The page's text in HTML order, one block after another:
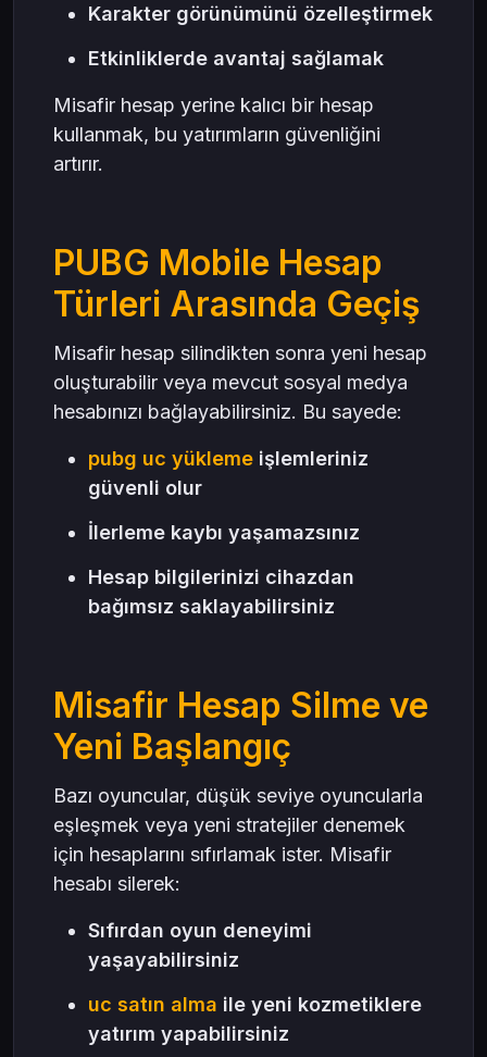
Karakter görünümünü özelleştirmek
Etkinliklerde avantaj sağlamak
Misafir hesap yerine kalıcı bir hesap
kullanmak, bu yatırımların güvenliğini
artırır.
PUBG Mobile Hesap
Türleri Arasında Geçiş
Misafir hesap silindikten sonra yeni hesap
oluşturabilir veya mevcut sosyal medya
hesabınızı bağlayabilirsiniz. Bu sayede:
pubg uc yükleme işlemleriniz
güvenli olur
İlerleme kaybı yaşamazsınız
Hesap bilgilerinizi cihazdan
bağımsız saklayabilirsiniz
Misafir Hesap Silme ve
Yeni Başlangıç
Bazı oyuncular, düşük seviye oyuncularla
eşleşmek veya yeni stratejiler denemek
için hesaplarını sıfırlamak ister. Misafir
hesabı silerek:
Sıfırdan oyun deneyimi
yaşayabilirsiniz
uc satın alma ile yeni kozmetiklere
yatırım yapabilirsiniz